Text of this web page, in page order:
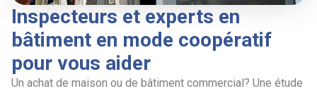
Inspecteurs et experts en
bâtiment en mode coopératif
pour vous aider
Un achat de maison ou de bâtiment commercial? Une étude